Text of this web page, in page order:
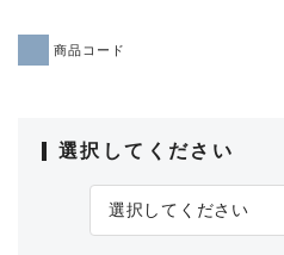
商品コード
選択してください